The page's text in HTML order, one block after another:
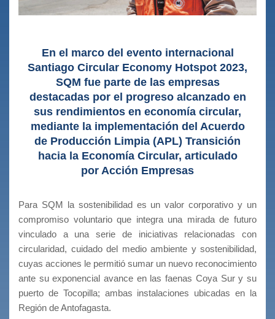
En el marco del evento internacional
Santiago Circular Economy Hotspot 2023,
SQM fue parte de las empresas
destacadas por el progreso alcanzado en
sus rendimientos en economía circular,
mediante la implementación del Acuerdo
de Producción Limpia (APL) Transición
hacia la Economía Circular, articulado
por Acción Empresas
Para SQM la sostenibilidad es un valor corporativo y un
compromiso voluntario que integra una mirada de futuro
vinculado a una serie de iniciativas relacionadas con
circularidad, cuidado del medio ambiente y sostenibilidad,
cuyas acciones le permitió sumar un nuevo reconocimiento
ante su exponencial avance en las faenas Coya Sur y su
puerto de Tocopilla; ambas instalaciones ubicadas en la
Región de Antofagasta.